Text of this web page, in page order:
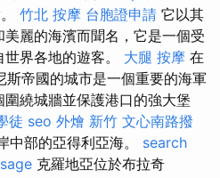
竹北 按摩 台胞證申請 它以其
麗的海濱而聞名，它是一個受
界各地的遊客。 大腿 按摩 在
斯帝國的城市是一個重要的海軍
繞城牆並保護港口的強大堡
徒 seo 外燴 新竹 文心南路撥
中部的亞得利亞海。 search
克羅地亞位於布拉奇